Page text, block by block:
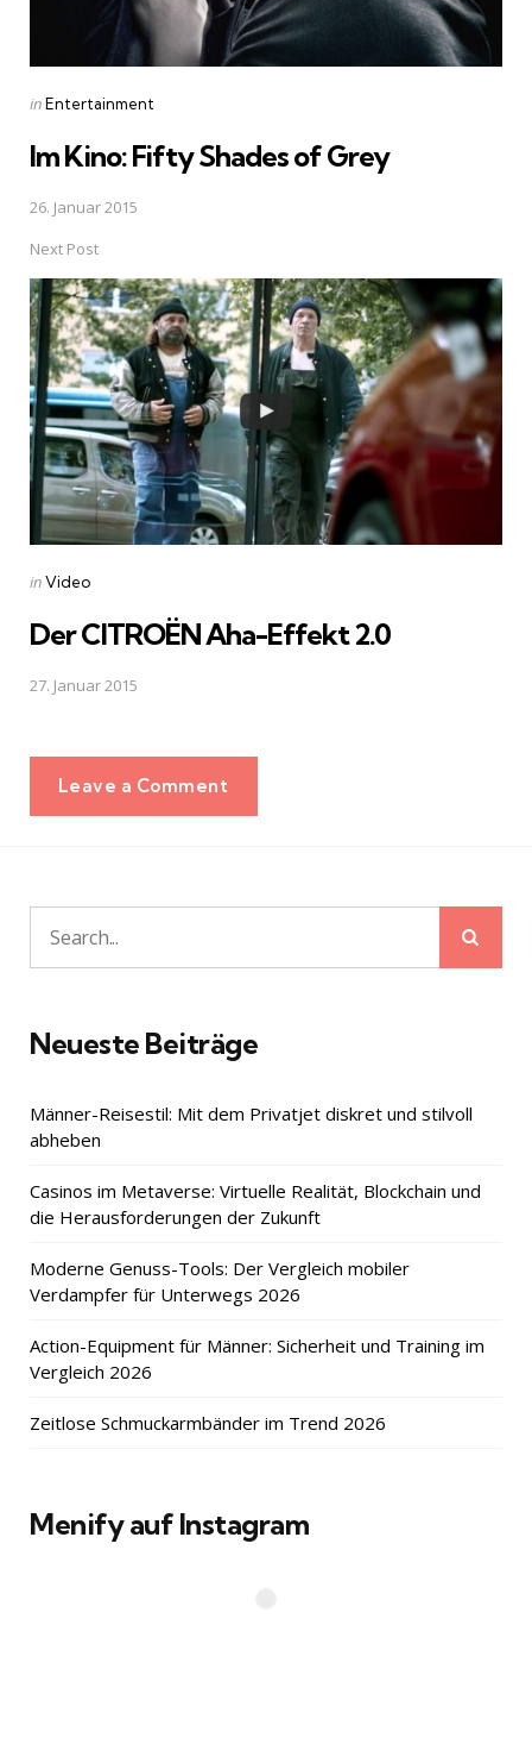
Posted
inEntertainment
Im Kino: Fifty Shades of Grey
26. Januar 2015
Next Post
Posted
inVideo
Der CITROËN Aha-Effekt 2.0
27. Januar 2015
Leave a Comment
Search
for:
Neueste Beiträge
Männer-Reisestil: Mit dem Privatjet diskret und stilvoll
abheben
Casinos im Metaverse: Virtuelle Realität, Blockchain und
die Herausforderungen der Zukunft
Moderne Genuss-Tools: Der Vergleich mobiler
Verdampfer für Unterwegs 2026
Action-Equipment für Männer: Sicherheit und Training im
Vergleich 2026
Zeitlose Schmuckarmbänder im Trend 2026
Menify auf Instagram